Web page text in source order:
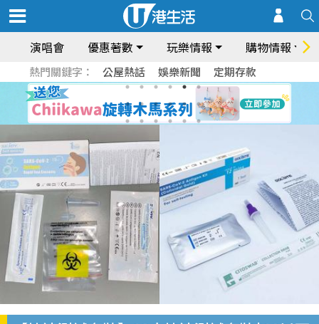
演唱會 優惠著數 玩樂情報 購物情報
熱門關鍵字： 公屋熱話 娛樂新聞 定期存款